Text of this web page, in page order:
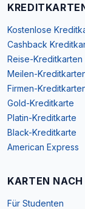
Kostenlose
Cashback
Reise-Kreditkarten
Meilen-
Firmen-
Gold-Kreditkarte
Platin-Kreditkarte
Black-Kreditkarte
American Express
KARTEN NACH
Für Studenten